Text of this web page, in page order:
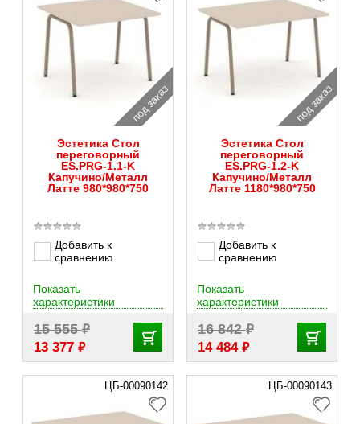
под заказ
Эстетика Стол
переговорный
ES.PRG-1.1-K
Капучино/Металл
Латте 980*980*750
Добавить к
сравнению
15 555₽
13 377 ₽
Показать
характеристики
под заказ
Эстетика Стол
переговорный
ES.PRG-1.2-K
Капучино/Металл
Латте 1180*980*750
Добавить к
сравнению
16 842₽
14 484 ₽
Показать
характеристики
ЦБ-00090142 ЦБ-00090143